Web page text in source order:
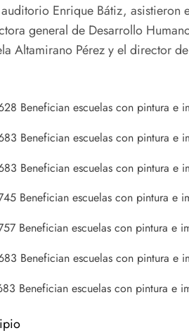
Enrique Bátiz,
general de Desarrollo
Altamirano Pérez y el director